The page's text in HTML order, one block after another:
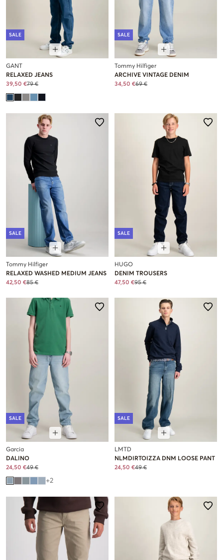
SALE
GANT
RELAXED JEANS
39,50 €79 €
SALE
Tommy Hilfiger
ARCHIVE VINTAGE DENIM
34,50 €69 €
SALE
Tommy Hilfiger
RELAXED WASHED MEDIUM JEANS
42,50 €85 €
SALE
HUGO
DENIM TROUSERS
47,50 €95 €
SALE
Garcia
DALINO
24,50 €49 €
+2
SALE
LMTD
NLMDIRTOIZZA DNM LOOSE PANT
24,50 €49 €